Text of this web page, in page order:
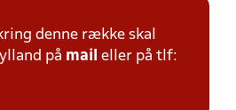
denne række skal
på mail eller på tlf: